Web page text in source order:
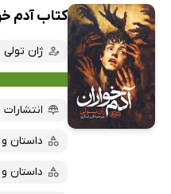
کتاب آدم
ژان تولی
داستان
داستان